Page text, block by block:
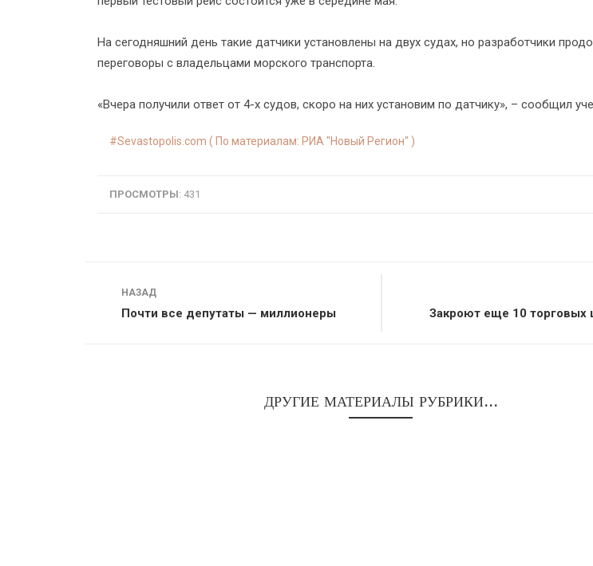
На сегодняшний день такие датчики установлены на двух судах, но разработчики
переговоры с владельцами морского транспорта.
«Вчера получили ответ от 4-х судов, скоро на них установим по датчику», – сообщил
Sevastopolis.com ( По материалам: РИА "Новый Регион" )
ПРОСМОТРЫ: 431
Навигация
НАЗАД
Почти все депутаты — миллионеры Закроют еще 10 торговых
ДРУГИЕ МАТЕРИАЛЫ РУБРИКИ...